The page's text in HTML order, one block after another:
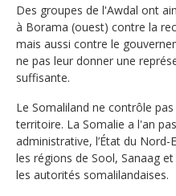
Des groupes de l'Awdal ont
à Borama (ouest) contre la
mais aussi contre le
ne pas leur donner une
suffisante.
Le Somaliland ne contrôle
territoire. La Somalie a l'an
administrative, l’État du
les régions de Sool, Sanaag
les autorités somalilandaises.